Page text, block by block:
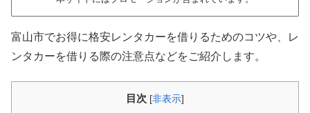
富山市でお得に格安レンタカーを借りるためのコツや、レ
ンタカーを借りる際の注意点などをご紹介します。
目次 [非表示]